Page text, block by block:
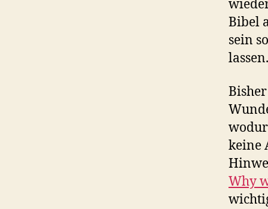
Bibel
sein
lassen.
keine
Why